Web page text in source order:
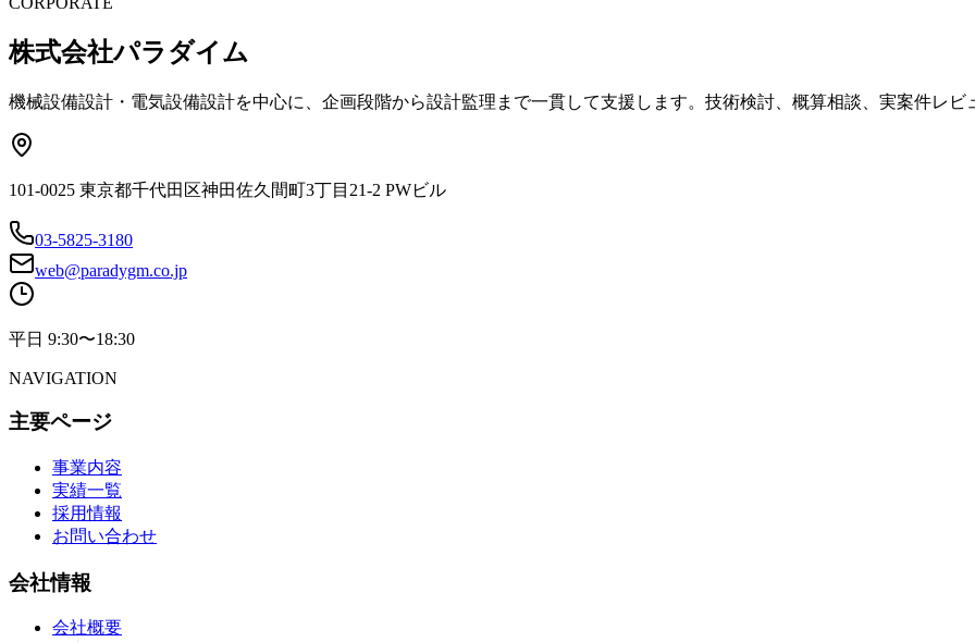
株式会社パラダイム
機械設備設計・電気設備設計を中心に、企画段階から設計監理まで一貫して支援します。技術検討、概算相談、実案件レビ
101-0025 東京都千代田区神田佐久間町3丁目21-2 PWビル
03-5825-3180
web@paradygm.co.jp
平日 9:30〜18:30
NAVIGATION
主要ページ
事業内容
実績一覧
採用情報
お問い合わせ
会社情報
会社概要